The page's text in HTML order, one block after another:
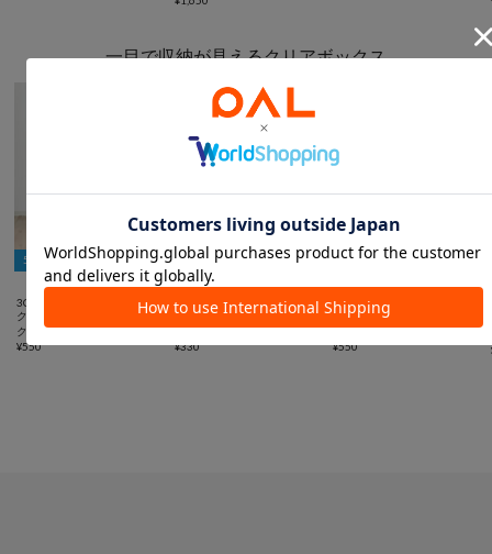
一目で収納が見えるクリアボックス
5％OFFクーポン

3COINS
クリアボックスバッグ：LL／
クリア収納シリーズ
¥550
5％OFFクーポン

3COINS
フタ付きクリアワイドボック
ス／クリア収納シリーズ
¥330
5％OFFクーポン

3COINS
ベッド&ソファ下クリアボッ
クス／クリア収納シリーズ
¥550